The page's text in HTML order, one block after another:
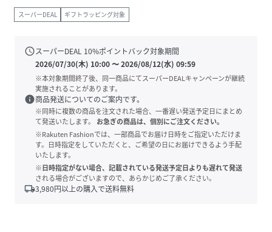
スーパーDEAL ギフトラッピング対象
scheduleスーパーDEAL 10%ポイントバック対象期間
2026/07/30(木) 10:00〜2026/08/12(水) 09:59
※本対象期間終了後、同一商品にてスーパーDEALキャンペーンが継続
実施されることがあります。
info商品発送についてのご案内です。
※同時に複数の商品を注文された場合、一番遅い発送予定日にまとめ
て発送いたします。
お急ぎの商品は、個別にご注文ください。
※Rakuten Fashionでは、一部商品でお届け日時をご指定いただけま
す。日時指定をしていただくと、ご希望の日にお届けできるよう手配
いたします。
※日時指定がない場合、記載されている発送予定日よりも遅れて発送
される場合がございますので、あらかじめご了承ください。
local_shipping3,980円以上の購入で送料無料